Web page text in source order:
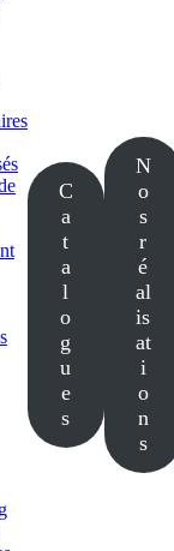
C
a
t
a
l
o
g
u
e
s
N
o
s
r
é
al
is
at
i
o
n
s